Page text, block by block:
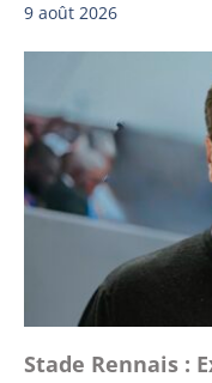
9 août 2026
Stade Rennais :